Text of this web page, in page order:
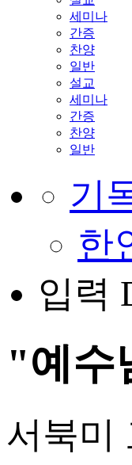
세미나
간증
찬양
일반
설교
세미나
간증
찬양
일반
기
한
입력
"예수
서북미